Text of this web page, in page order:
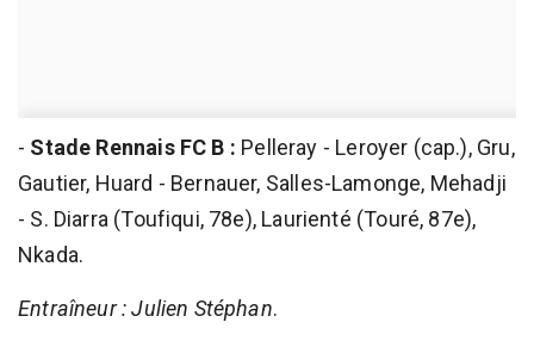
- Stade Rennais FC B : Pelleray - Leroyer (cap.), Gru,
Gautier, Huard - Bernauer, Salles-Lamonge, Mehadji
- S. Diarra (Toufiqui, 78e), Laurienté (Touré, 87e),
Nkada.
Entraîneur : Julien Stéphan.